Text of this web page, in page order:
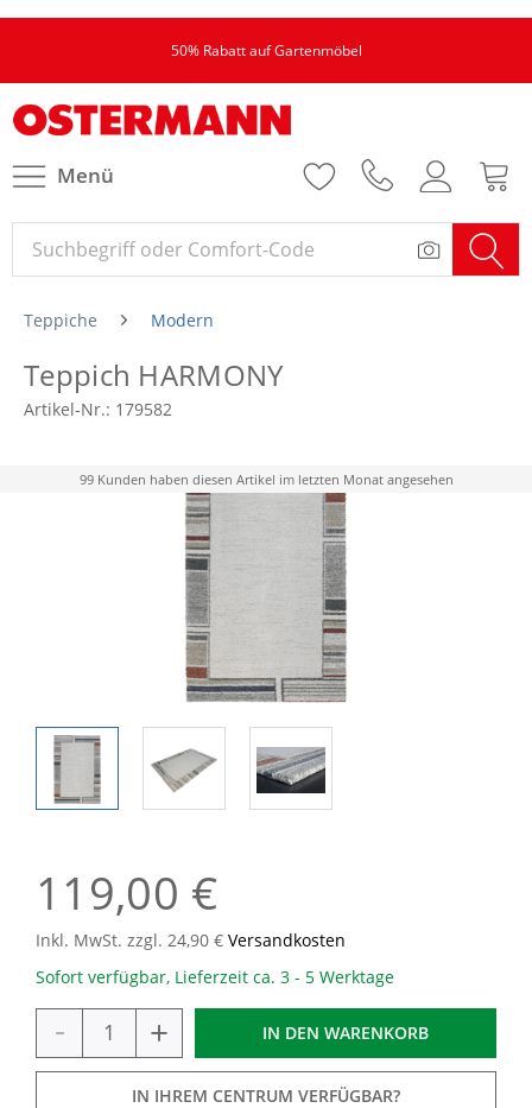
50% Rabatt auf Gartenmöbel
Menü
Teppiche Modern
Teppich HARMONY
Artikel-Nr.: 179582
99 Kunden haben diesen Artikel im letzten Monat angesehen
119,00 €
Inkl. MwSt. zzgl. 24,90 € Versandkosten
Sofort verfügbar, Lieferzeit ca. 3 - 5 Werktage
- + IN DEN WARENKORB
IN IHREM CENTRUM VERFÜGBAR?